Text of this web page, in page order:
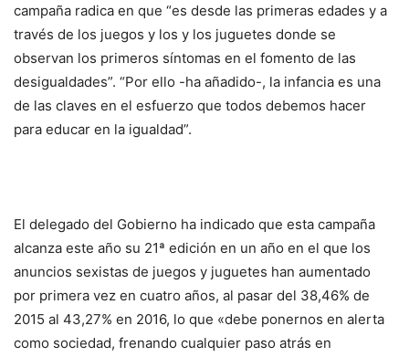
campaña radica en que “es desde las primeras edades y a
través de los juegos y los y los juguetes donde se
observan los primeros síntomas en el fomento de las
desigualdades”. “Por ello -ha añadido-, la infancia es una
de las claves en el esfuerzo que todos debemos hacer
para educar en la igualdad”.
El delegado del Gobierno ha indicado que esta campaña
alcanza este año su 21ª edición en un año en el que los
anuncios sexistas de juegos y juguetes han aumentado
por primera vez en cuatro años, al pasar del 38,46% de
2015 al 43,27% en 2016, lo que «debe ponernos en alerta
como sociedad, frenando cualquier paso atrás en